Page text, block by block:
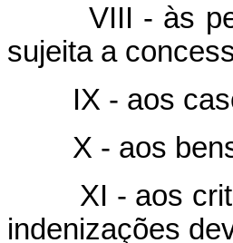
VIII - às
sujeita a
IX - aos
X - aos bens
XI - aos
indenizações